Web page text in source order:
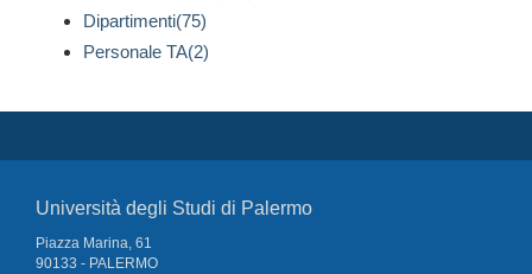
Dipartimenti(75)
Personale TA(2)
Università degli Studi di Palermo
Piazza Marina, 61
90133 - PALERMO